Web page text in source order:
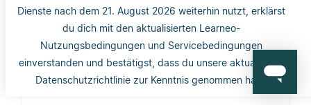
Dienste nach dem 21. August 2026 weiterhin nutzt, erklärst
du dich mit den aktualisierten Learneo-
Nutzungsbedingungen und Servicebedingungen
einverstanden und bestätigst, dass du unsere aktualisierte
Datenschutzrichtlinie zur Kenntnis genommen hast.
Wie lang ist der Methodikteil?
Was bedeutet deduktiv und induktiv?
Was bedeutet induktiv?